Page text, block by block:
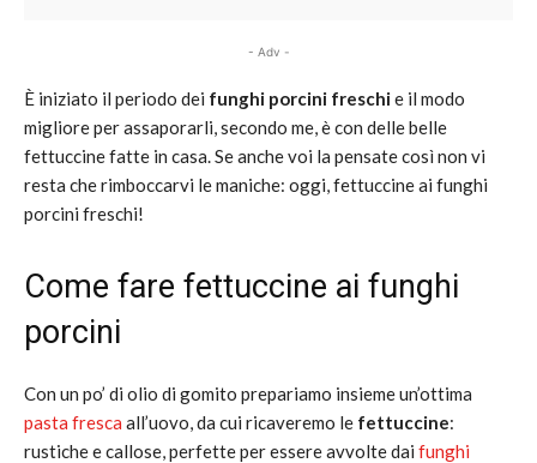
- Adv -
È iniziato il periodo dei funghi porcini freschie il modo
migliore per assaporarli, secondo me, è con delle belle
fettuccine fatte in casa. Se anche voi la pensate così non vi
resta che rimboccarvi le maniche: oggi, fettuccine ai funghi
porcini freschi!
Come fare fettuccine ai funghi
porcini
Con un po’ di olio di gomito prepariamo insieme un’ottima
pasta fresca all’uovo, da cui ricaveremo le fettuccine:
rustiche e callose, perfette per essere avvolte dai funghi